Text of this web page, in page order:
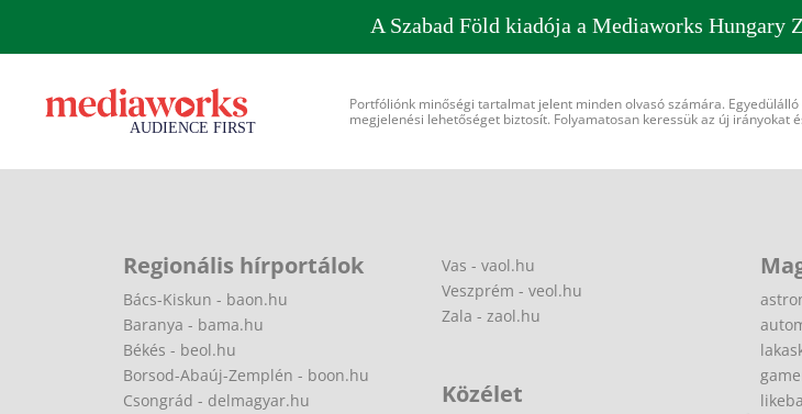
A Szabad Föld kiadója a Mediaworks
Portfóliónk minőségi tartalmat jelent minden olvasó számára.
megjelenési lehetőséget biztosít. Folyamatosan keressük az új irányokat
Regionális hírportálok
Bács-Kiskun - baon.hu
Baranya - bama.hu
Békés - beol.hu
Borsod-Abaúj-Zemplén - boon.hu
Csongrád - delmagyar.hu
Vas - vaol.hu
Veszprém - veol.hu
Zala - zaol.hu
Közélet